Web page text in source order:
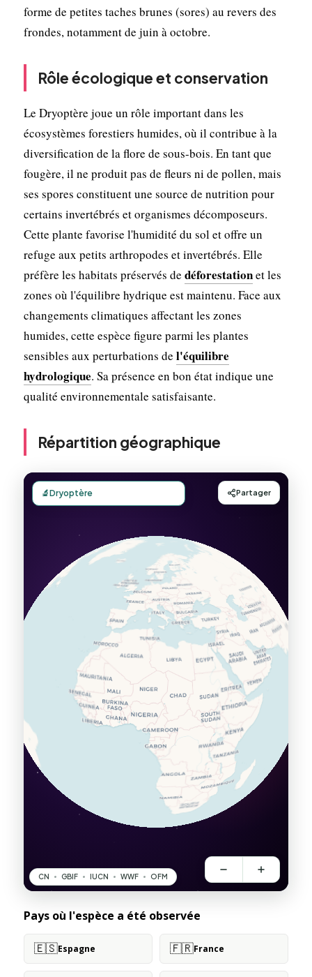
forme de petites taches brunes (sores) au revers des
frondes, notamment de juin à octobre.
Rôle écologique et conservation
Le Dryoptère joue un rôle important dans les
écosystèmes forestiers humides, où il contribue à la
diversification de la flore de sous-bois. En tant que
fougère, il ne produit pas de fleurs ni de pollen, mais
ses spores constituent une source de nutrition pour
certains invertébrés et organismes décomposeurs.
Cette plante favorise l'humidité du sol et offre un
refuge aux petits arthropodes et invertébrés. Elle
préfère les habitats préservés de déforestationet les
zones où l'équilibre hydrique est maintenu. Face aux
changements climatiques affectant les zones
humides, cette espèce figure parmi les plantes
sensibles aux perturbations de l'équilibre
hydrologique. Sa présence en bon état indique une
qualité environnementale satisfaisante.
Répartition géographique
Pays où l'espèce a été observée
🇪🇸Espagne 🇫🇷France